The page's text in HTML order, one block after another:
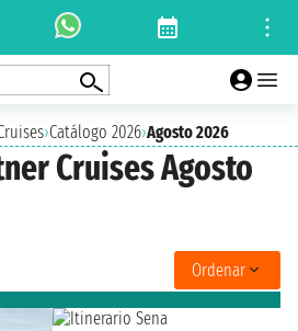
›Catálogo 2026›Agosto 2026
Cruises Agosto
Ordenar